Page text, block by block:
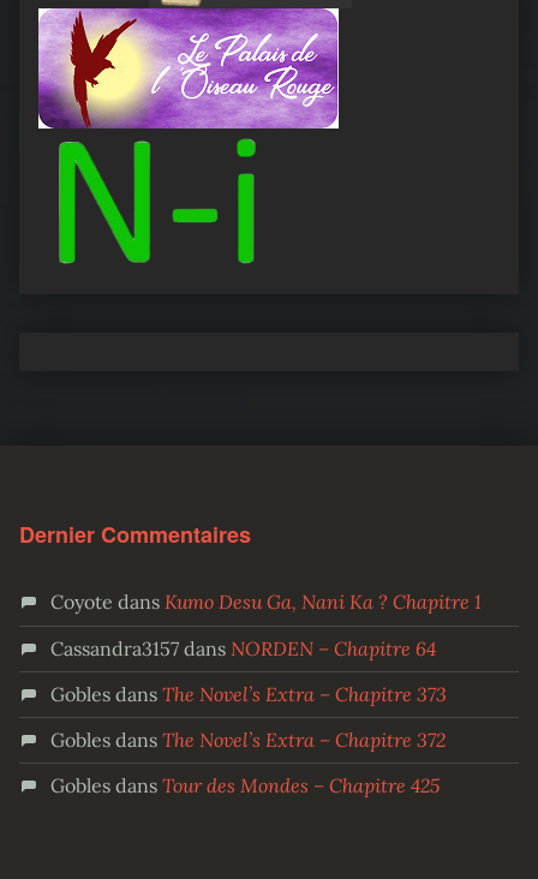
Dernier Commentaires
Coyote dans Kumo Desu Ga, Nani Ka ? Chapitre 1
Cassandra3157dans NORDEN – Chapitre 64
Goblesdans The Novel’s Extra – Chapitre 373
Goblesdans The Novel’s Extra – Chapitre 372
Goblesdans Tour des Mondes – Chapitre 425